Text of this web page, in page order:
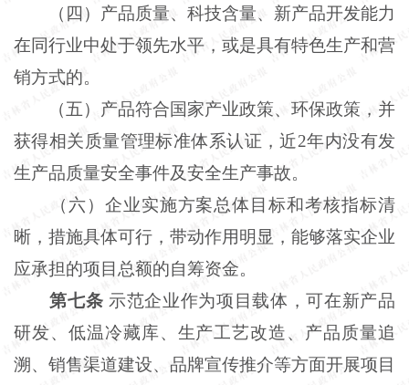
（四）产品质量、科技含量、新产品开发能力
在同行业中处于领先水平，或是具有特色生产和营
销方式的。
（五）产品符合国家产业政策、环保政策，并
获得相关质量管理标准体系认证，近2年内没有发
生产品质量安全事件及安全生产事故。
（六）企业实施方案总体目标和考核指标清
晰，措施具体可行，带动作用明显，能够落实企业
应承担的项目总额的自筹资金。
第七条 示范企业作为项目载体，可在新产品
研发、低温冷藏库、生产工艺改造、产品质量追
溯、销售渠道建设、品牌宣传推介等方面开展项目